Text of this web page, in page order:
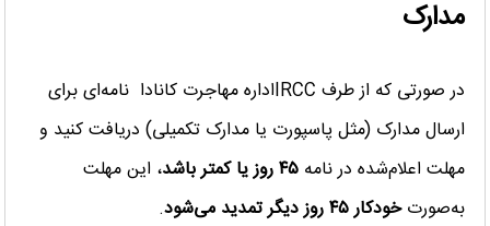
مدارک
در صورتی که از طرف IRCCاداره مهاجرت کانادا نامه‌ای برای
ارسال مدارک (مثل پاسپورت یا مدارک تکمیلی) دریافت کنید و
مهلت اعلام‌شده در نامه۴۵ روز یا کمتر باشد، این مهلت
به‌صورتخودکار۴۵ روز دیگر تمدید می‌شود.